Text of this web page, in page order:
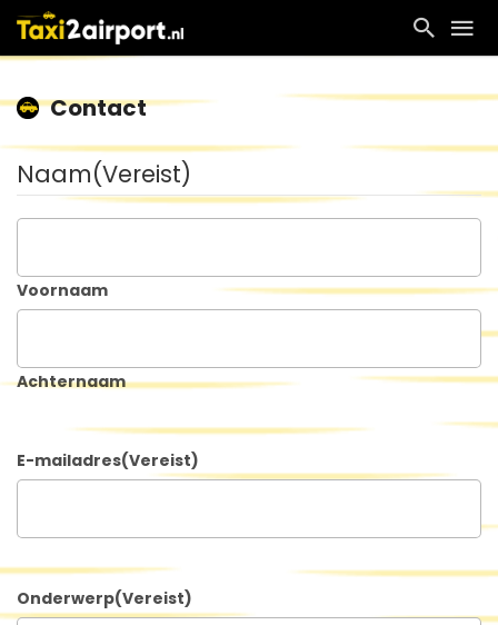
Contact
Naam(Vereist)
Voornaam
Achternaam
E-mailadres(Vereist)
Onderwerp(Vereist)